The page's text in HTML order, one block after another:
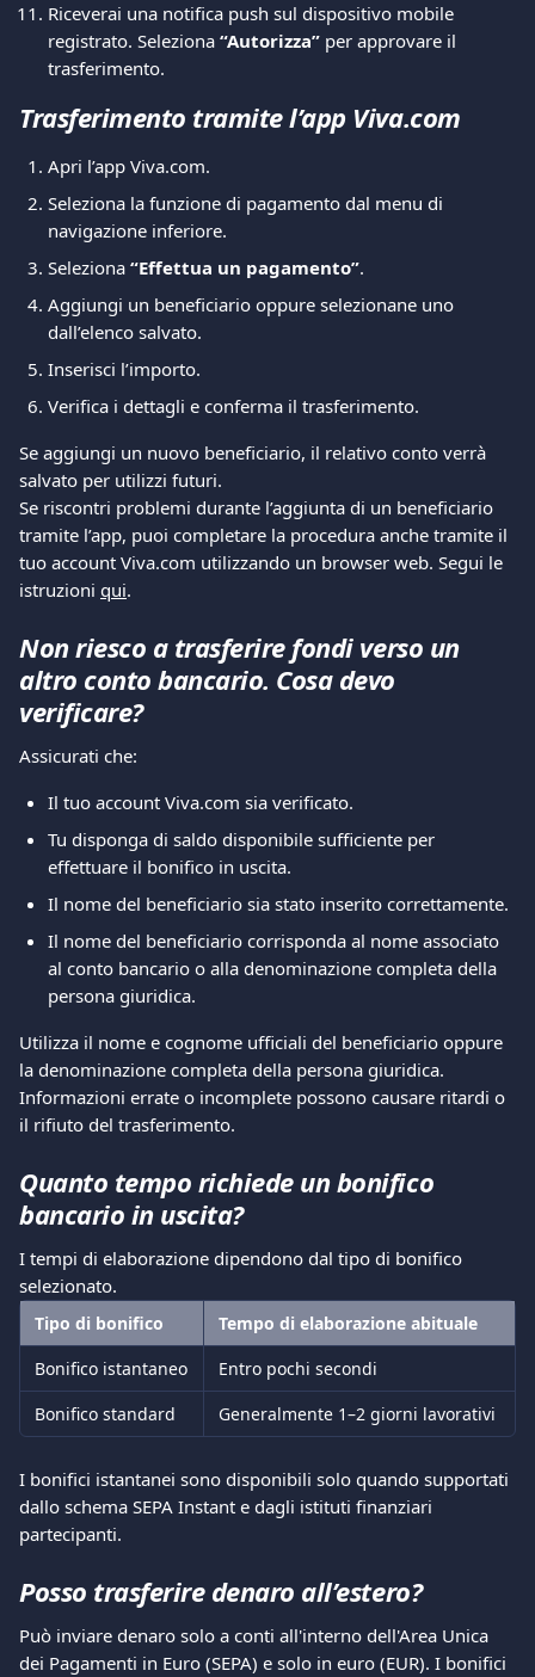
Riceverai una notifica push sul dispositivo mobile
registrato. Seleziona “Autorizza” per approvare il
trasferimento.
Trasferimento tramite l’app Viva.com
Apri l’app Viva.com.
Seleziona la funzione di pagamento dal menu di
navigazione inferiore.
Seleziona “Effettua un pagamento”.
Aggiungi un beneficiario oppure selezionane uno
dall’elenco salvato.
Inserisci l’importo.
Verifica i dettagli e conferma il trasferimento.
Se aggiungi un nuovo beneficiario, il relativo conto verrà
salvato per utilizzi futuri.
Se riscontri problemi durante l’aggiunta di un beneficiario
tramite l’app, puoi completare la procedura anche tramite il
tuo account Viva.com utilizzando un browser web. Segui le
istruzioni qui.
Non riesco a trasferire fondi verso un
altro conto bancario. Cosa devo
verificare?
Assicurati che:
Il tuo account Viva.com sia verificato.
Tu disponga di saldo disponibile sufficiente per
effettuare il bonifico in uscita.
Il nome del beneficiario sia stato inserito correttamente.
Il nome del beneficiario corrisponda al nome associato
al conto bancario o alla denominazione completa della
persona giuridica.
Utilizza il nome e cognome ufficiali del beneficiario oppure
la denominazione completa della persona giuridica.
Informazioni errate o incomplete possono causare ritardi o
il rifiuto del trasferimento.
Quanto tempo richiede un bonifico
bancario in uscita?
I tempi di elaborazione dipendono dal tipo di bonifico
selezionato.
Tipo di bonifico
Tempo di elaborazione abituale
Bonifico istantaneo
Entro pochi secondi
Bonifico standard
Generalmente 1–2 giorni lavorativi
I bonifici istantanei sono disponibili solo quando supportati
dallo schema SEPA Instant e dagli istituti finanziari
partecipanti.
Posso trasferire denaro all’estero?
Può inviare denaro solo a conti all'interno dell'Area Unica
dei Pagamenti in Euro (SEPA) e solo in euro (EUR). I bonifici